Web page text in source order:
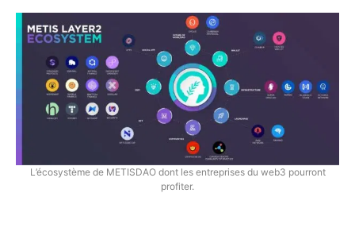
L’écosystème de METISDAO dont les entreprises du web3 pourront
profiter.